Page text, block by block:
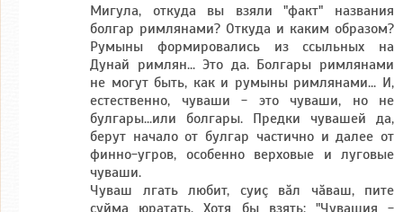
Мигула, откуда вы взяли "факт" названия
болгар римлянами? Откуда и каким образом?
Румыны формировались из ссыльных на
Дунай римлян... Это да. Болгары римлянами
не могут быть, как и румыны римлянами... И,
естественно, чуваши - это чуваши, но не
булгары...или болгары. Предки чувашей да,
берут начало от булгар частично и далее от
финно-угров, особенно верховые и луговые
чуваши.
Чуваш лгать любит, суиç вăл чăваш, пите
суйма юратать. Хотя бы взять: "Чувашия -